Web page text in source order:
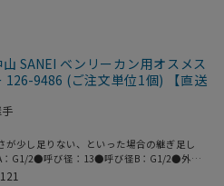
山 SANEI ベンリーカン用オスメス
126-9486 (ご注文単位1個) 【直送
少し足りない、といった場合の継ぎ足し
G1/2●呼び径：13●呼び径B：G1/2●外径
：31●B(mm)：24●両ネジ共にG1/2●黄